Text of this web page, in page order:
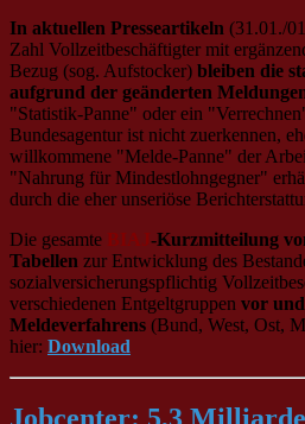
In aktuellen Presseartikeln (31.01./
Zahl Vollzeitbeschäftigter mit
Bezug (sog. Aufstocker) bleiben die
aufgrund der geänderten
"Statistik-Panne" oder ein
Bundesagentur ist nicht zuerkennen,
willkommene "Melde-Panne" der
"Nahrung für Mindestlohngegner"
durch die eher unseriöse
Die gesamte BIAJ-Kurzmitteilung
Tabellen zur Entwicklung des
sozialversicherungspflichtig
verschiedenen Entgeltgruppen vor
Meldeverfahrens (Bund, West, Ost,
hier: Download